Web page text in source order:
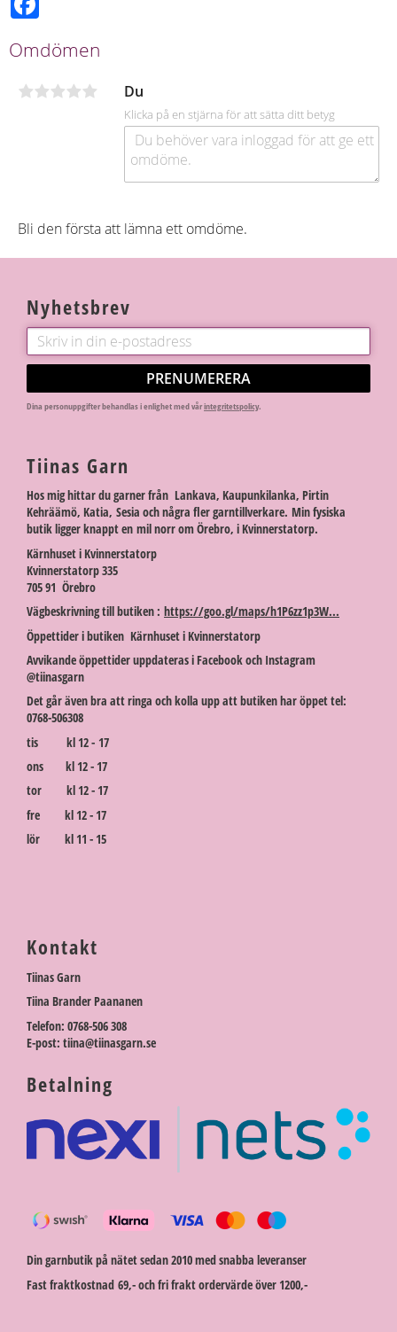
b
o
k
Omdömen
Du
Klicka på en stjärna för att sätta ditt betyg
Bli den första att lämna ett omdöme.
Nyhetsbrev
PRENUMERERA
Dina personuppgifter behandlas i enlighet med vårintegritetspolicy.
Tiinas Garn
Hos mig hittar du garner från Lankava, Kaupunkilanka, Pirtin
Kehräämö, Katia, Sesia och några fler garntillverkare. Min fysiska
butik ligger knappt en mil norr om Örebro, i Kvinnerstatorp.
Kärnhuset i Kvinnerstatorp
Kvinnerstatorp 335
705 91 Örebro
Vägbeskrivning till butiken : https://goo.gl/maps/h1P6zz1p3W...
Öppettider i butiken Kärnhuset i Kvinnerstatorp
Avvikande öppettider uppdateras i Facebook och Instagram
@tiinasgarn
Det går även bra att ringa och kolla upp att butiken har öppet tel:
0768-506308
tis kl 12 - 17
ons kl 12 - 17
tor kl 12 - 17
fre kl 12 - 17
lör kl 11 - 15
Kontakt
Tiinas Garn
Tiina Brander Paananen
Telefon: 0768-506 308
E-post: tiina@tiinasgarn.se
Betalning
Din garnbutik på nätet sedan 2010 med snabba leveranser
Fast fraktkostnad 69,- och fri frakt ordervärde över 1200,-